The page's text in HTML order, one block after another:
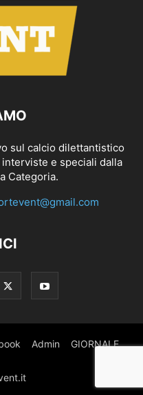
sul calcio dilettantistico
e speciali dalla
Categoria.
Admin GIORNALE